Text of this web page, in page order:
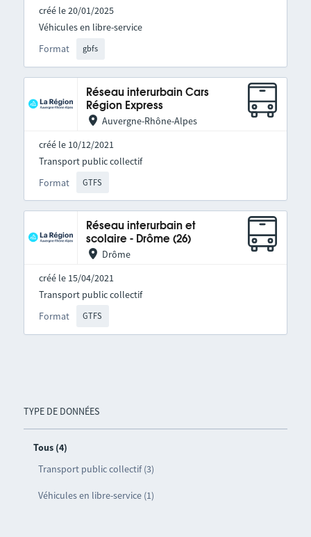
TYPE DE DONNÉES
Tous (4)
Transport public collectif (3)
Véhicules en libre-service (1)
créé le 20/01/2025
Format gbfs
Véhicules en libre-service
Réseau interurbain Cars
Région Express
Auvergne-Rhône-Alpes
créé le 10/12/2021
Format GTFS
Transport public collectif
Réseau interurbain et
scolaire - Drôme (26)
Drôme
créé le 15/04/2021
Format GTFS
Transport public collectif